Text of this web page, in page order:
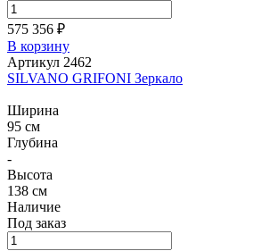
575 356 ₽
В корзину
Артикул 2462
SILVANO GRIFONI Зеркало
Ширина
95 см
Глубина
-
Высота
138 см
Наличие
Под заказ